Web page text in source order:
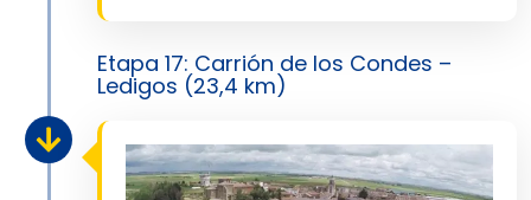
Etapa 17: Carrión de los Condes –
Ledigos (23,4 km)